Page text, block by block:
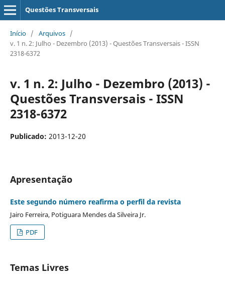
Questões Transversais
Início / Arquivos /
v. 1 n. 2: Julho - Dezembro (2013) - Questões Transversais - ISSN
2318-6372
v. 1 n. 2: Julho - Dezembro (2013) -
Questões Transversais - ISSN
2318-6372
Publicado: 2013-12-20
Apresentação
Este segundo número reafirma o perfil da revista
Jairo Ferreira, Potiguara Mendes da Silveira Jr.
PDF
Temas Livres